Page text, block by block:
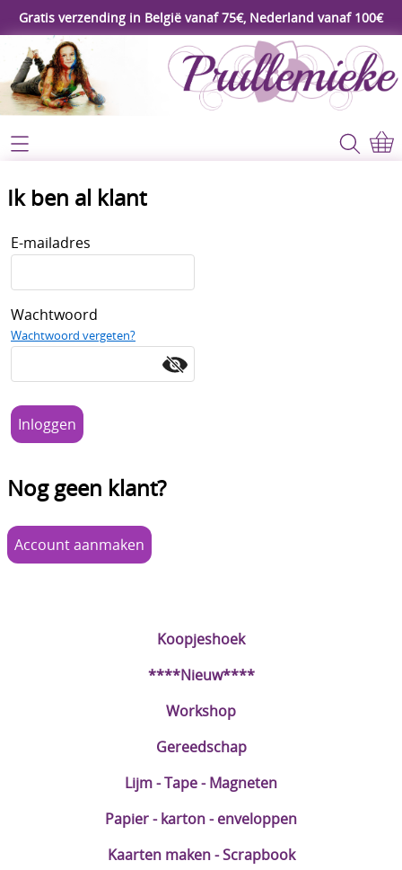
Gratis verzending in België vanaf 75€, Nederland vanaf 100€
Webshop
Koopjeshoek
Workshop
Gereedschap
Lijm - Tape - Magneten
Papier - karton - enveloppen
Boetseren - Modelleren
Bullet Journalling
Tekenen - Schrijven - kleuren
Bloemen uit crêpepapier of chenille
Kleuren - verf - Mediums
Kleurboeken en Handboeken
Home
Contact
Video's
Koopjeshoek
****Nieuw****
Workshop
Gereedschap
Lijm - Tape - Magneten
Papier - karton - enveloppen
Kaarten maken - Scrapbook
Ik ben al klant
E-mailadres
Wachtwoord
Wachtwoord vergeten?
Nog geen klant?
Account aanmaken